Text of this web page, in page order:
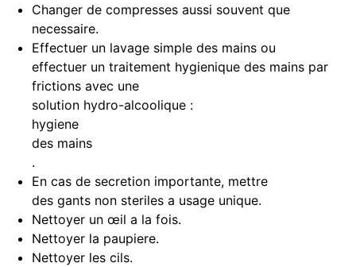
Changer de compresses aussi souvent que
necessaire.
Effectuer un lavage simple des mains ou
effectuer un traitement hygienique des mains par
frictions avec une
solution hydro-alcoolique :
hygiene
des mains
.
En cas de secretion importante, mettre
des gants non steriles a usage unique.
Nettoyer un œil a la fois.
Nettoyer la paupiere.
Nettoyer les cils.